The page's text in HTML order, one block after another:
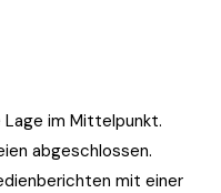
im Mittelpunkt.
abgeschlossen.
mit einer